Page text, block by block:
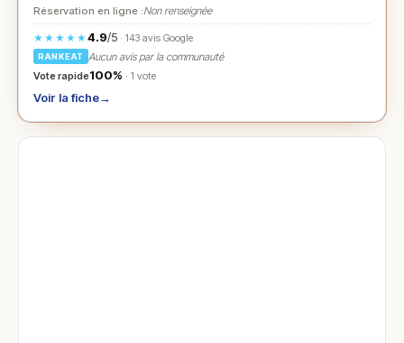
Réservation en ligne :Non renseignée
★★★★★4.9/5· 143 avis Google
RANKEAT
Aucun avis par la communauté
Vote rapide100% · 1 vote
Voir la fiche→